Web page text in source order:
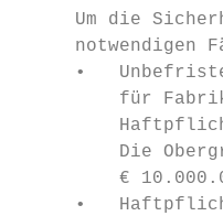
Um die
notwendigen
•
für
Die
€
•